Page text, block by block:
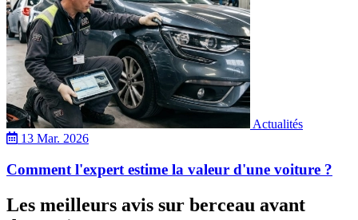
Actualités
13 Mar. 2026
Comment l'expert estime la valeur d'une voiture ?
Les meilleurs avis sur berceau avant